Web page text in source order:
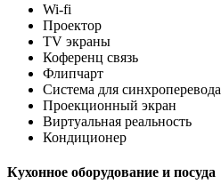
Wi-fi
Проектор
TV экраны
Коференц связь
Флипчарт
Система для синхроперевода
Проекционный экран
Виртуальная реальность
Кондиционер
Кухонное оборудование и посуда